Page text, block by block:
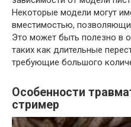
Некоторые модели могут
вместимостью,
Это может быть полезно в
таких как длительные
требующие большого
Особенности
стример